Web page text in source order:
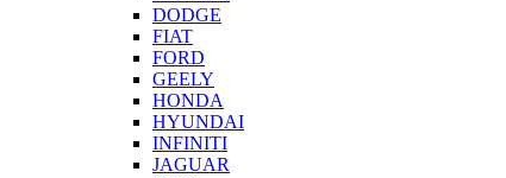
DODGE
FIAT
FORD
GEELY
HONDA
HYUNDAI
INFINITI
JAGUAR